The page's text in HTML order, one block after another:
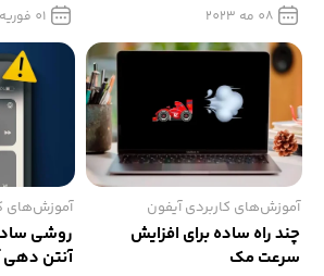
08 مه 2023 01 فوریه 2023
آموزش‌های کاربردی آیفون
چند راه ساده برای افزایش
سرعت مک
آموزش‌های
روشی
آنتن دهی